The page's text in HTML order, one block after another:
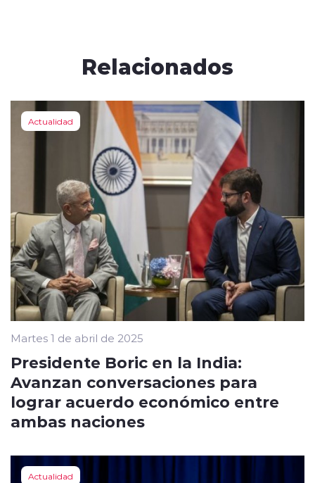
Relacionados
Actualidad
Martes 1 de abril de 2025
Presidente Boric en la India:
Avanzan conversaciones para
lograr acuerdo económico entre
ambas naciones
Actualidad